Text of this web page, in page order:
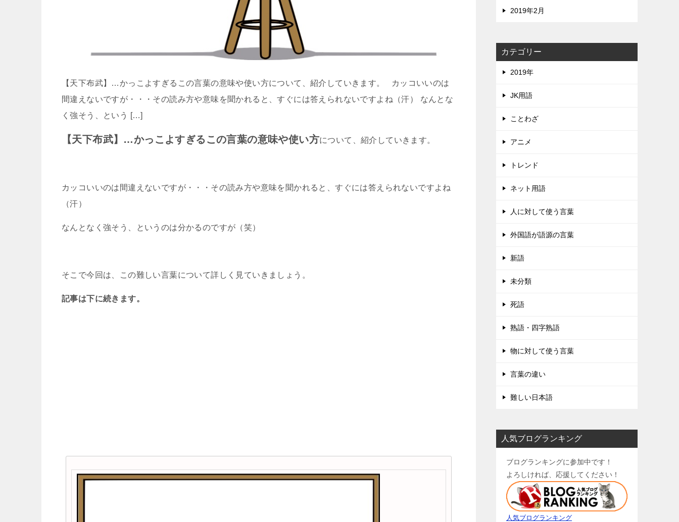
【天下布武】…かっこよすぎるこの言葉の意味や使い方について、紹介していきます。 カッコいいのは
間違えないですが・・・その読み方や意味を聞かれると、すぐには答えられないですよね（汗） なんとな
く強そう、という […]
【天下布武】…かっこよすぎるこの言葉の意味や使い方について、紹介していきます。
カッコいいのは間違えないですが・・・その読み方や意味を聞かれると、すぐには答えられないですよね
（汗）
なんとなく強そう、というのは分かるのですが（笑）
そこで今回は、この難しい言葉について詳しく見ていきましょう。
記事は下に続きます。
2019年2月
カテゴリー
2019年
JK用語
ことわざ
アニメ
トレンド
ネット用語
人に対して使う言葉
外国語が語源の言葉
新語
未分類
死語
熟語・四字熟語
物に対して使う言葉
言葉の違い
難しい日本語
人気ブログランキング
ブログランキングに参加中です！
よろしければ、応援してください！
人気ブログランキング